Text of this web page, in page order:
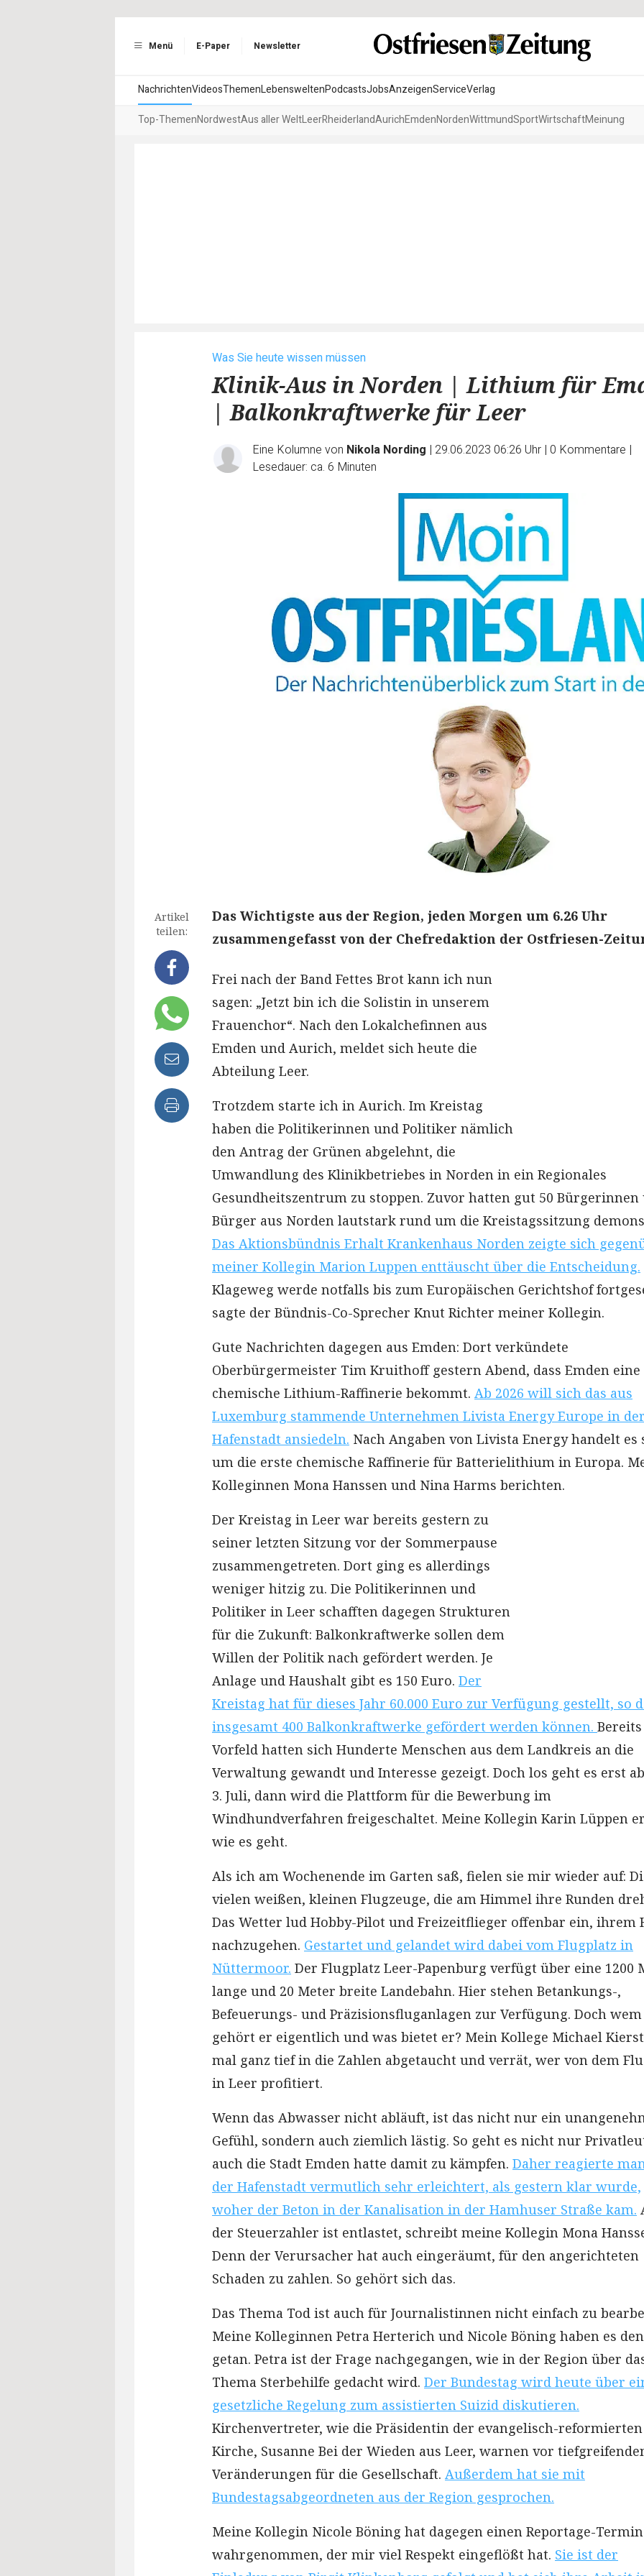
Menü E-Paper Newsletter
NachrichtenVideosThemenLebensweltenPodcastsJobsAnzeigenServiceVerlag
Top-ThemenNordwestAus aller WeltLeerRheiderlandAurichEmdenNordenWittmundSportWirtschaftMeinung
Was Sie heute wissen müssen
Klinik-Aus in Norden | Lithium für
| Balkonkraftwerke für Leer
Eine Kolumne von Nikola Nording | 29.06.2023 06:26 Uhr | 0 Kommentare |
Lesedauer: ca. 6 Minuten
Artikel
teilen:
Das Wichtigste aus der Region, jeden Morgen um 6.26 Uhr
zusammengefasst von der Chefredaktion der Ostfriesen-
Frei nach der Band Fettes Brot kann ich nun
sagen: „Jetzt bin ich die Solistin in unserem
Frauenchor“. Nach den Lokalchefinnen aus
Emden und Aurich, meldet sich heute die
Abteilung Leer.
Trotzdem starte ich in Aurich. Im Kreistag
haben die Politikerinnen und Politiker nämlich
den Antrag der Grünen abgelehnt, die
Umwandlung des Klinikbetriebes in Norden in ein Regionales
Gesundheitszentrum zu stoppen. Zuvor hatten gut 50 Bürgerinnen
Bürger aus Norden lautstark rund um die Kreistagssitzung
Das Aktionsbündnis Erhalt Krankenhaus Norden zeigte sich
meiner Kollegin Marion Luppen enttäuscht über die Entscheidung.
Klageweg werde notfalls bis zum Europäischen Gerichtshof
sagte der Bündnis-Co-Sprecher Knut Richter meiner Kollegin.
Gute Nachrichten dagegen aus Emden: Dort verkündete
Oberbürgermeister Tim Kruithoff gestern Abend, dass Emden eine
chemische Lithium-Raffinerie bekommt. Ab 2026 will sich das aus
Luxemburg stammende Unternehmen Livista Energy Europe in
Hafenstadt ansiedeln. Nach Angaben von Livista Energy handelt es
um die erste chemische Raffinerie für Batterielithium in Europa.
Kolleginnen Mona Hanssen und Nina Harms berichten.
Der Kreistag in Leer war bereits gestern zu
seiner letzten Sitzung vor der Sommerpause
zusammengetreten. Dort ging es allerdings
weniger hitzig zu. Die Politikerinnen und
Politiker in Leer schafften dagegen Strukturen
für die Zukunft: Balkonkraftwerke sollen dem
Willen der Politik nach gefördert werden. Je
Anlage und Haushalt gibt es 150 Euro. Der
Kreistag hat für dieses Jahr 60.000 Euro zur Verfügung gestellt, so
insgesamt 400 Balkonkraftwerke gefördert werden können.
Vorfeld hatten sich Hunderte Menschen aus dem Landkreis an die
Verwaltung gewandt und Interesse gezeigt. Doch los geht es erst
3. Juli, dann wird die Plattform für die Bewerbung im
Windhundverfahren freigeschaltet. Meine Kollegin Karin Lüppen
wie es geht.
Als ich am Wochenende im Garten saß, fielen sie mir wieder auf:
vielen weißen, kleinen Flugzeuge, die am Himmel ihre Runden
Das Wetter lud Hobby-Pilot und Freizeitflieger offenbar ein, ihrem
nachzugehen. Gestartet und gelandet wird dabei vom Flugplatz in
Nüttermoor. Der Flugplatz Leer-Papenburg verfügt über eine 1200
lange und 20 Meter breite Landebahn. Hier stehen Betankungs-,
Befeuerungs- und Präzisionsfluganlagen zur Verfügung. Doch wem
gehört er eigentlich und was bietet er? Mein Kollege Michael
mal ganz tief in die Zahlen abgetaucht und verrät, wer von dem
in Leer profitiert.
Wenn das Abwasser nicht abläuft, ist das nicht nur ein
Gefühl, sondern auch ziemlich lästig. So geht es nicht nur
auch die Stadt Emden hatte damit zu kämpfen. Daher reagierte
der Hafenstadt vermutlich sehr erleichtert, als gestern klar wurde,
woher der Beton in der Kanalisation in der Hamhuser Straße kam.
der Steuerzahler ist entlastet, schreibt meine Kollegin Mona
Denn der Verursacher hat auch eingeräumt, für den angerichteten
Schaden zu zahlen. So gehört sich das.
Das Thema Tod ist auch für Journalistinnen nicht einfach zu
Meine Kolleginnen Petra Herterich und Nicole Böning haben es
getan. Petra ist der Frage nachgegangen, wie in der Region über
Thema Sterbehilfe gedacht wird. Der Bundestag wird heute über
gesetzliche Regelung zum assistierten Suizid diskutieren.
Kirchenvertreter, wie die Präsidentin der evangelisch-reformierten
Kirche, Susanne Bei der Wieden aus Leer, warnen vor
Veränderungen für die Gesellschaft. Außerdem hat sie mit
Bundestagsabgeordneten aus der Region gesprochen.
Meine Kollegin Nicole Böning hat dagegen einen Reportage-Termin
wahrgenommen, der mir viel Respekt eingeflößt hat. Sie ist der